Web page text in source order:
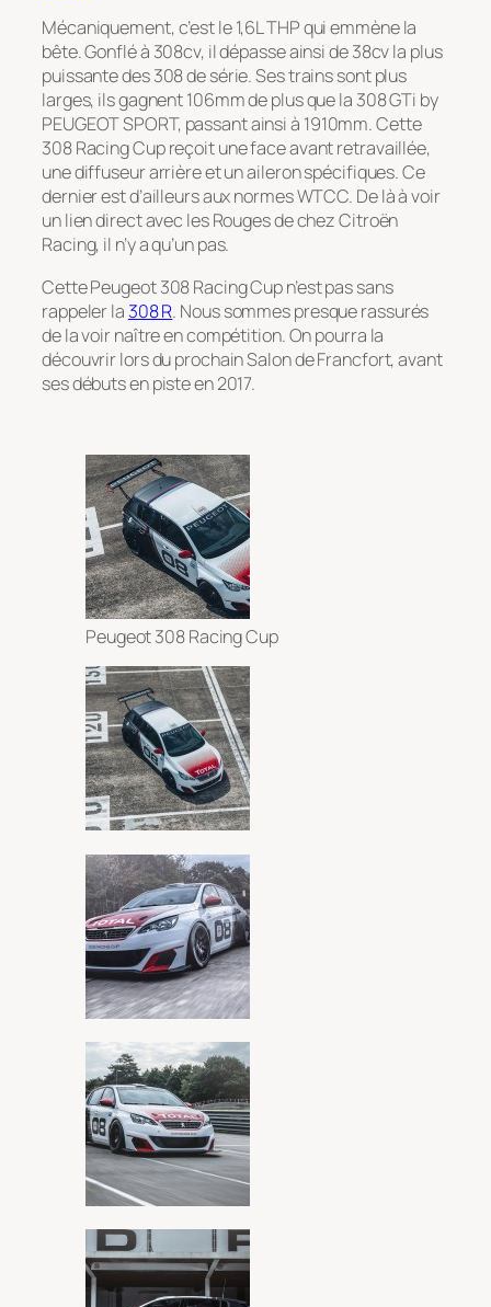
Mécaniquement, c’est le 1,6L THP qui emmène la
bête. Gonflé à 308cv, il dépasse ainsi de 38cv la plus
puissante des 308 de série. Ses trains sont plus
larges, ils gagnent 106mm de plus que la 308 GTi by
PEUGEOT SPORT, passant ainsi à 1910mm. Cette
308 Racing Cup reçoit une face avant retravaillée,
une diffuseur arrière et un aileron spécifiques. Ce
dernier est d’ailleurs aux normes WTCC. De là à voir
un lien direct avec les Rouges de chez Citroën
Racing, il n’y a qu’un pas.
Cette Peugeot 308 Racing Cup n’est pas sans
rappeler la 308 R. Nous sommes presque rassurés
de la voir naître en compétition. On pourra la
découvrir lors du prochain Salon de Francfort, avant
ses débuts en piste en 2017.
Peugeot 308 Racing Cup